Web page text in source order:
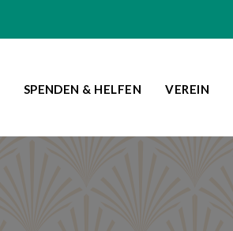
SPENDEN & HELFEN VEREIN